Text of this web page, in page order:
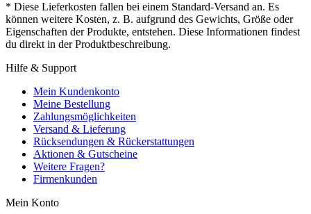
* Diese Lieferkosten fallen bei einem Standard-Versand an. Es
können weitere Kosten, z. B. aufgrund des Gewichts, Größe oder
Eigenschaften der Produkte, entstehen. Diese Informationen findest
du direkt in der Produktbeschreibung.
Hilfe & Support
Mein Kundenkonto
Meine Bestellung
Zahlungsmöglichkeiten
Versand & Lieferung
Rücksendungen & Rückerstattungen
Aktionen & Gutscheine
Weitere Fragen?
Firmenkunden
Mein Konto